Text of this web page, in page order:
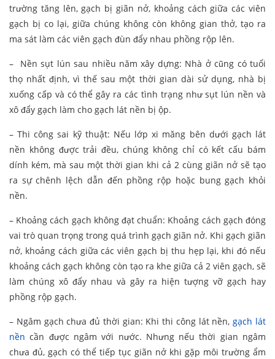
trường tăng lên, gạch bị giãn nở, khoảng cách giữa các viên
gạch bị co lại, giữa chúng không còn không gian thở, tạo ra
ma sát làm các viên gạch đùn đẩy nhau phồng rộp lên.
– Nền sụt lún sau nhiều năm xây dựng: Nhà ở cũng có tuổi
thọ nhất định, vì thế sau một thời gian dài sử dụng, nhà bị
xuống cấp và có thể gây ra các tình trạng như sụt lún nền và
xô đẩy gạch làm cho gạch lát nền bị ộp.
– Thi công sai kỹ thuật: Nếu lớp xi măng bên dưới gạch lát
nền không được trải đều, chúng không chỉ có kết cấu bám
dính kém, mà sau một thời gian khi cả 2 cùng giãn nở sẽ tạo
ra sự chênh lệch dẫn đến phồng rộp hoặc bung gạch khỏi
nền.
– Khoảng cách gạch không đạt chuẩn: Khoảng cách gạch đóng
vai trò quan trọng trong quá trình gạch giãn nở. Khi gạch giãn
nở, khoảng cách giữa các viên gạch bị thu hẹp lại, khi đó nếu
khoảng cách gạch không còn tạo ra khe giữa cả 2 viên gạch, sẽ
làm chúng xô đẩy nhau và gây ra hiện tượng vỡ gạch hay
phồng rộp gạch.
– Ngâm gạch chưa đủ thời gian: Khi thi công lát nền,gạch lát
nền cần được ngâm với nước. Nhưng nếu thời gian ngâm
chưa đủ, gạch có thể tiếp tục giãn nở khi gặp môi trường ẩm